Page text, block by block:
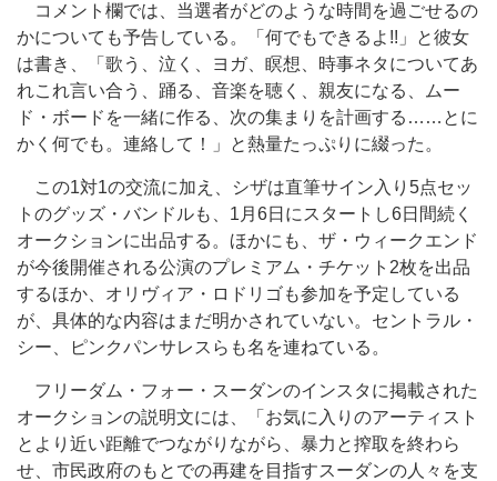
コメント欄では、当選者がどのような時間を過ごせるの
かについても予告している。「何でもできるよ!!」と彼女
は書き、「歌う、泣く、ヨガ、瞑想、時事ネタについてあ
れこれ言い合う、踊る、音楽を聴く、親友になる、ムー
ド・ボードを一緒に作る、次の集まりを計画する……とに
かく何でも。連絡して！」と熱量たっぷりに綴った。
この1対1の交流に加え、シザは直筆サイン入り5点セッ
トのグッズ・バンドルも、1月6日にスタートし6日間続く
オークションに出品する。ほかにも、ザ・ウィークエンド
が今後開催される公演のプレミアム・チケット2枚を出品
するほか、オリヴィア・ロドリゴも参加を予定している
が、具体的な内容はまだ明かされていない。セントラル・
シー、ピンクパンサレスらも名を連ねている。
フリーダム・フォー・スーダンのインスタに掲載された
オークションの説明文には、「お気に入りのアーティスト
とより近い距離でつながりながら、暴力と搾取を終わら
せ、市民政府のもとでの再建を目指すスーダンの人々を支